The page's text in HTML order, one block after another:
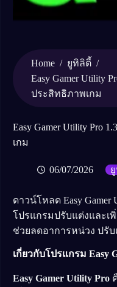
Home / ยูทิลิตี้ /
Easy Gamer Utility
ประสิทธิภาพเกม
Easy Gamer Utility Pro
เกม
06/07/2026
ดาวน์โหลด Easy Gamer
โปรแกรมปรับแต่งและเ
ช่วยลดอาการหน่วง ปรั
เกี่ยวกับโปรแกรม Easy
Easy Gamer Utility Pro